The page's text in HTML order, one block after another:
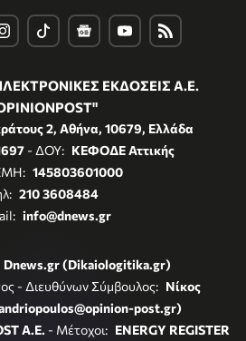
ΕΚΔΟΣΕΙΣ Α.Ε.
2, Αθήνα, 10679, Ελλάδα
- ΔΟΥ: ΚΕΦΟΔΕ Αττικής
145803601000
210 3608484
info@dnews.gr
Dnews.gr (Dikaiologitika.gr)
- Διευθύνων Σύμβουλος: Νίκος
post.gr)
A.E. - Μέτοχοι: ENERGY REGISTER